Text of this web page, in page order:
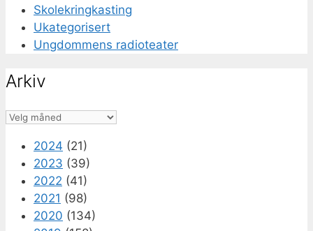
Skolekringkasting
Ukategorisert
Ungdommens radioteater
Arkiv
Arkiv
2024 (21)
2023 (39)
2022 (41)
2021 (98)
2020 (134)